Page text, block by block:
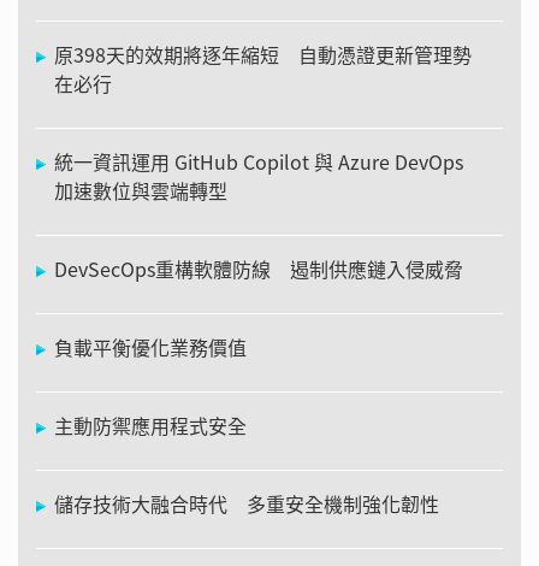
原398天的效期將逐年縮短 自動憑證更新管理勢
在必行
統一資訊運用 GitHub Copilot 與 Azure DevOps
加速數位與雲端轉型
DevSecOps重構軟體防線 遏制供應鏈入侵威脅
負載平衡優化業務價值
主動防禦應用程式安全
儲存技術大融合時代 多重安全機制強化韌性